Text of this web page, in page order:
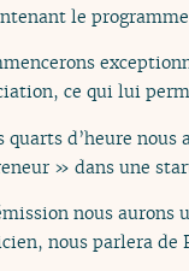
le
ce qui lui
quarts d’heure
» dans une
nous
nous parlera de